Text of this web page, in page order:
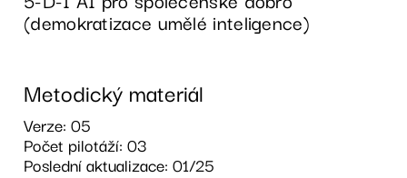
(demokratizace umělé inteligence)
Metodický materiál
Verze: 05
Počet pilotáží: 03
Poslední aktualizace: 01/25